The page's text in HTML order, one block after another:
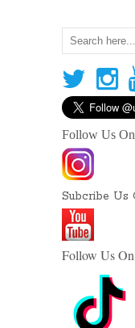
Follow Us
Subcribe Us
Follow Us